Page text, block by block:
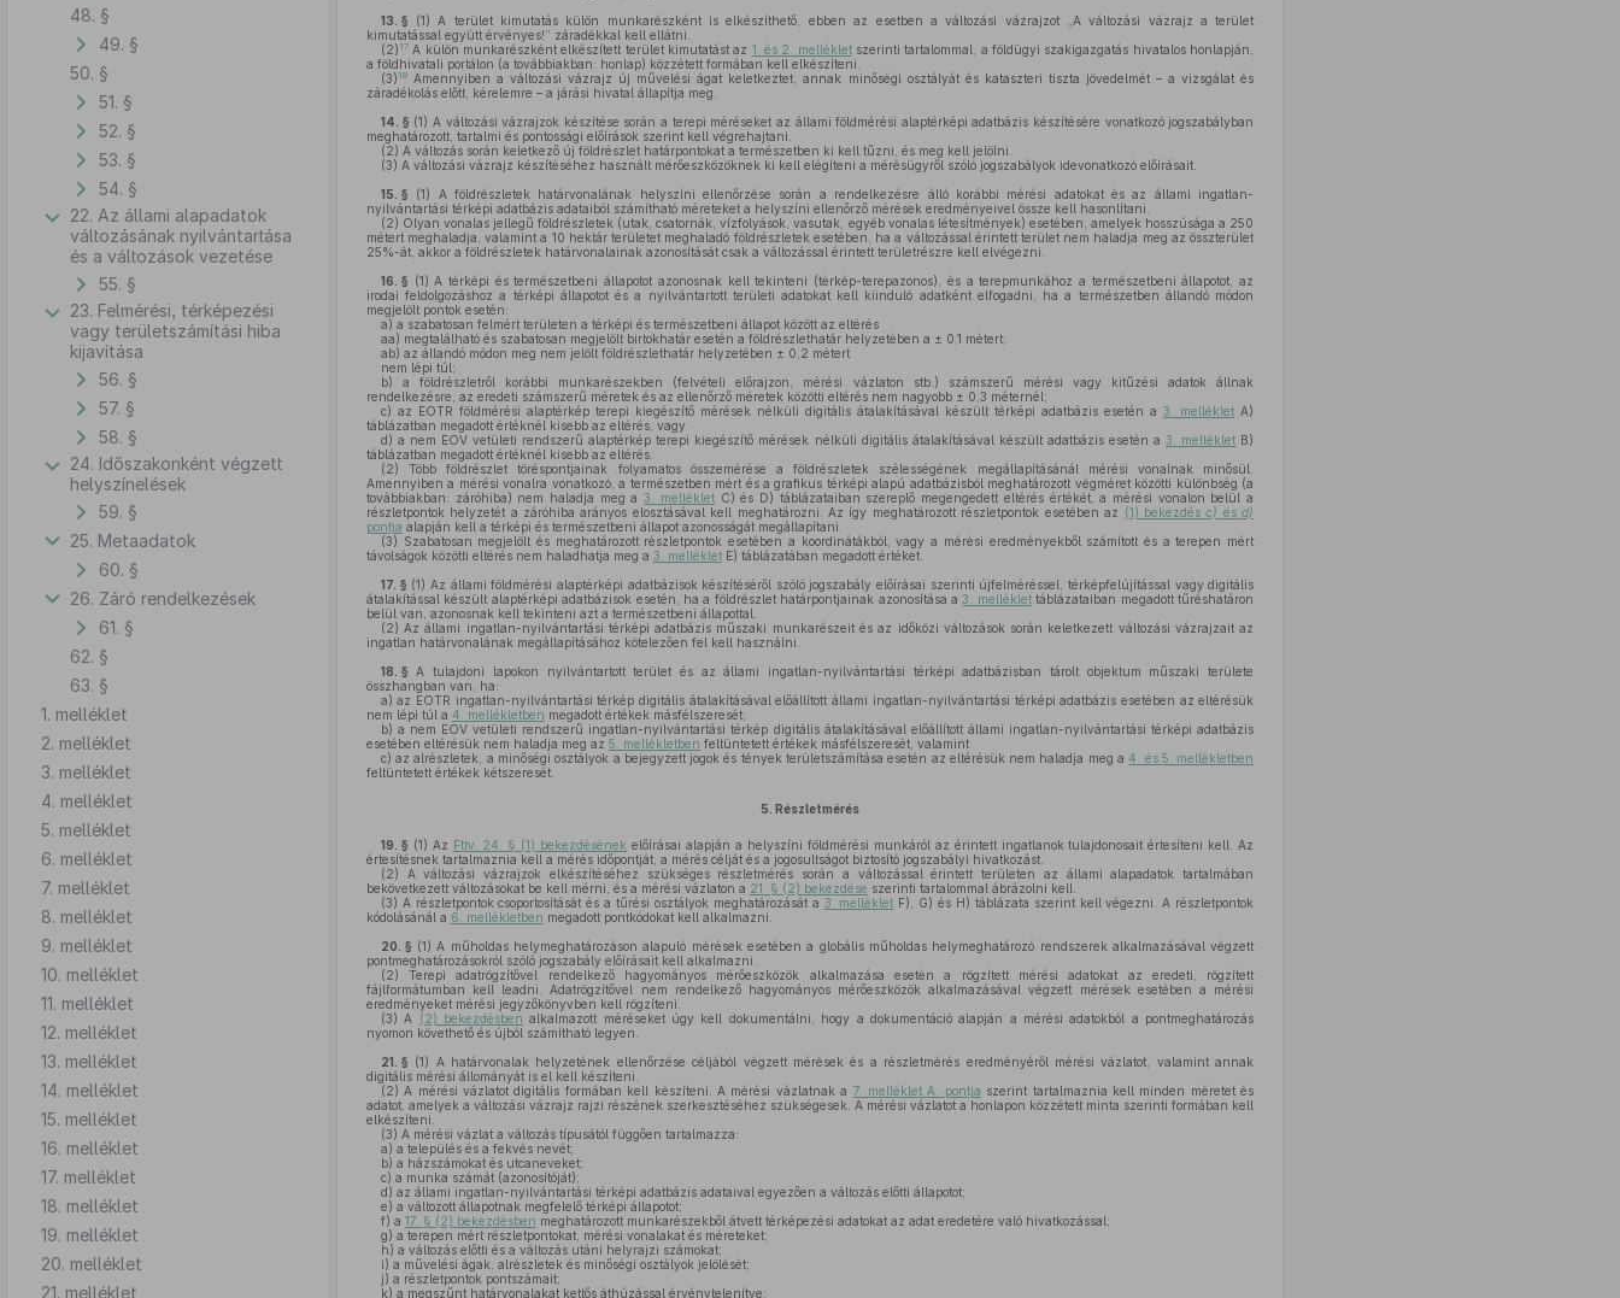
48. §
49. §
50. §
51. §
52. §
53. §
54. §
22. Az állami alapadatok
változásának nyilvántartása
és a változások vezetése
55. §
23. Felmérési, térképezési
vagy területszámítási hiba
kijavítása
56. §
57. §
58. §
24. Időszakonként végzett
helyszínelések
59. §
25. Metaadatok
60. §
26. Záró rendelkezések
61. §
62. §
63. §
1. melléklet
2. melléklet
3. melléklet
4. melléklet
5. melléklet
6. melléklet
7. melléklet
8. melléklet
9. melléklet
10. melléklet
11. melléklet
12. melléklet
13. melléklet
14. melléklet
15. melléklet
16. melléklet
17. melléklet
18. melléklet
19. melléklet
20. melléklet
21. melléklet
13. § (1) A terület kimutatás külön munkarészként is elkészíthető, ebben az esetben a változási vázrajzot „A változási vázrajz a terület
kimutatással együtt érvényes!” záradékkal kell ellátni.
(2) 17A külön munkarészként elkészített terület kimutatást az 1. és 2. mellékletszerinti tartalommal, a földügyi szakigazgatás hivatalos honlapján,
a földhivatali portálon (a továbbiakban: honlap) közzétett formában kell elkészíteni.
(3) 18Amennyiben a változási vázrajz új művelési ágat keletkeztet, annak minőségi osztályát és kataszteri tiszta jövedelmét – a vizsgálat és
záradékolás előtt, kérelemre – a járási hivatal állapítja meg.
14. § (1) A változási vázrajzok készítése során a terepi méréseket az állami földmérési alaptérképi adatbázis készítésére vonatkozó jogszabályban
meghatározott, tartalmi és pontossági előírások szerint kell végrehajtani.
(2) A változás során keletkező új földrészlet határpontokat a természetben ki kell tűzni, és meg kell jelölni.
(3) A változási vázrajz készítéséhez használt mérőeszközöknek ki kell elégíteni a mérésügyről szóló jogszabályok idevonatkozó előírásait.
15. § (1) A földrészletek határvonalának helyszíni ellenőrzése során a rendelkezésre álló korábbi mérési adatokat és az állami ingatlan-
nyilvántartási térképi adatbázis adataiból számítható méreteket a helyszíni ellenőrző mérések eredményeivel össze kell hasonlítani.
(2) Olyan vonalas jellegű földrészletek (utak, csatornák, vízfolyások, vasutak, egyéb vonalas létesítmények) esetében, amelyek hosszúsága a 250
métert meghaladja, valamint a 10 hektár területet meghaladó földrészletek esetében, ha a változással érintett terület nem haladja meg az összterület
25%-át, akkor a földrészletek határvonalainak azonosítását csak a változással érintett területrészre kell elvégezni.
16. § (1) A térképi és természetbeni állapotot azonosnak kell tekinteni (térkép-terepazonos), és a terepmunkához a természetbeni állapotot, az
irodai feldolgozáshoz a térképi állapotot és a nyilvántartott területi adatokat kell kiinduló adatként elfogadni, ha a természetben állandó módon
megjelölt pontok esetén:
a) a szabatosan felmért területen a térképi és természetbeni állapot között az eltérés
aa) megtalálható és szabatosan megjelölt birtokhatár esetén a földrészlethatár helyzetében a ± 0,1 métert;
ab) az állandó módon meg nem jelölt földrészlethatár helyzetében ± 0,2 métert
nem lépi túl;
b) a földrészletről korábbi munkarészekben (felvételi előrajzon, mérési vázlaton stb.) számszerű mérési vagy kitűzési adatok állnak
rendelkezésre, az eredeti számszerű méretek és az ellenőrző méretek közötti eltérés nem nagyobb ± 0,3 méternél;
c) az EOTR földmérési alaptérkép terepi kiegészítő mérések nélküli digitális átalakításával készült térképi adatbázis esetén a3. melléklet A)
táblázatban megadott értéknél kisebb az eltérés, vagy
d) a nem EOV vetületi rendszerű alaptérkép terepi kiegészítő mérések nélküli digitális átalakításával készült adatbázis esetén a3. melléklet B)
táblázatban megadott értéknél kisebb az eltérés.
(2) Több földrészlet töréspontjainak folyamatos összemérése a földrészletek szélességének megállapításánál mérési vonalnak minősül.
Amennyiben a mérési vonalra vonatkozó, a természetben mért és a grafikus térképi alapú adatbázisból meghatározott végméret közötti különbség (a
továbbiakban: záróhiba) nem haladja meg a3. mellékletC) és D) táblázataiban szereplő megengedett eltérés értékét, a mérési vonalon belül a
részletpontok helyzetét a záróhiba arányos elosztásával kell meghatározni. Az így meghatározott részletpontok esetében az (1) bekezdésc) ésd)
pontja alapján kell a térképi és természetbeni állapot azonosságát megállapítani.
(3) Szabatosan megjelölt és meghatározott részletpontok esetében a koordinátákból, vagy a mérési eredményekből számított és a terepen mért
távolságok közötti eltérés nem haladhatja meg a 3. mellékletE) táblázatában megadott értéket.
17. § (1) Az állami földmérési alaptérképi adatbázisok készítéséről szóló jogszabály előírásai szerinti újfelméréssel, térképfelújítással vagy digitális
átalakítással készült alaptérképi adatbázisok esetén, ha a földrészlet határpontjainak azonosítása a3. melléklettáblázataiban megadott tűréshatáron
belül van, azonosnak kell tekinteni azt a természetbeni állapottal.
(2) Az állami ingatlan-nyilvántartási térképi adatbázis műszaki munkarészeit és az időközi változások során keletkezett változási vázrajzait az
ingatlan határvonalának megállapításához kötelezően fel kell használni.
18. § A tulajdoni lapokon nyilvántartott terület és az állami ingatlan-nyilvántartási térképi adatbázisban tárolt objektum műszaki területe
összhangban van, ha:
a) az EOTR ingatlan-nyilvántartási térkép digitális átalakításával előállított állami ingatlan-nyilvántartási térképi adatbázis esetében az eltérésük
nem lépi túl a 4. mellékletben megadott értékek másfélszeresét;
b) a nem EOV vetületi rendszerű ingatlan-nyilvántartási térkép digitális átalakításával előállított állami ingatlan-nyilvántartási térképi adatbázis
esetében eltérésük nem haladja meg az 5. mellékletben feltüntetett értékek másfélszeresét, valamint
c) az alrészletek, a minőségi osztályok a bejegyzett jogok és tények területszámítása esetén az eltérésük nem haladja meg a4. és 5. mellékletben
feltüntetett értékek kétszeresét.
5. Részletmérés
19. § (1) Az Fttv. 24. § (1) bekezdésének előírásai alapján a helyszíni földmérési munkáról az érintett ingatlanok tulajdonosait értesíteni kell. Az
értesítésnek tartalmaznia kell a mérés időpontját, a mérés célját és a jogosultságot biztosító jogszabályi hivatkozást.
(2) A változási vázrajzok elkészítéséhez szükséges részletmérés során a változással érintett területen az állami alapadatok tartalmában
bekövetkezett változásokat be kell mérni, és a mérési vázlaton a 21. § (2) bekezdése szerinti tartalommal ábrázolni kell.
(3) A részletpontok csoportosítását és a tűrési osztályok meghatározását a 3. melléklet F), G) és H) táblázata szerint kell végezni. A részletpontok
kódolásánál a 6. mellékletben megadott pontkódokat kell alkalmazni.
20. § (1) A műholdas helymeghatározáson alapuló mérések esetében a globális műholdas helymeghatározó rendszerek alkalmazásával végzett
pontmeghatározásokról szóló jogszabály előírásait kell alkalmazni.
(2) Terepi adatrögzítővel rendelkező hagyományos mérőeszközök alkalmazása esetén a rögzített mérési adatokat az eredeti, rögzített
fájlformátumban kell leadni. Adatrögzítővel nem rendelkező hagyományos mérőeszközök alkalmazásával végzett mérések esetében a mérési
eredményeket mérési jegyzőkönyvben kell rögzíteni.
(3) A (2) bekezdésben alkalmazott méréseket úgy kell dokumentálni, hogy a dokumentáció alapján a mérési adatokból a pontmeghatározás
nyomon követhető és újból számítható legyen.
21. § (1) A határvonalak helyzetének ellenőrzése céljából végzett mérések és a részletmérés eredményéről mérési vázlatot, valamint annak
digitális mérési állományát is el kell készíteni.
(2) A mérési vázlatot digitális formában kell készíteni. A mérési vázlatnak a 7. melléklet A. pontja szerint tartalmaznia kell minden méretet és
adatot, amelyek a változási vázrajz rajzi részének szerkesztéséhez szükségesek. A mérési vázlatot a honlapon közzétett minta szerinti formában kell
elkészíteni.
(3) A mérési vázlat a változás típusától függően tartalmazza:
a) a település és a fekvés nevét;
b) a házszámokat és utcaneveket;
c) a munka számát (azonosítóját);
d) az állami ingatlan-nyilvántartási térképi adatbázis adataival egyezően a változás előtti állapotot;
e) a változott állapotnak megfelelő térképi állapotot;
f) a 17. § (2) bekezdésben meghatározott munkarészekből átvett térképezési adatokat az adat eredetére való hivatkozással;
g) a terepen mért részletpontokat, mérési vonalakat és méreteket;
h) a változás előtti és a változás utáni helyrajzi számokat;
i) a művelési ágak, alrészletek és minőségi osztályok jelölését;
j) a részletpontok pontszámait;
k) a megszűnt határvonalakat kettős áthúzással érvénytelenítve;